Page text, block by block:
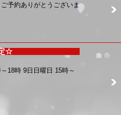
予約ありがとうございま
☆
18時 9日日曜日 15時～